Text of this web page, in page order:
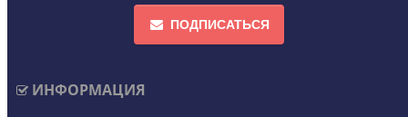
ПОДПИСАТЬСЯ
ИНФОРМАЦИЯ